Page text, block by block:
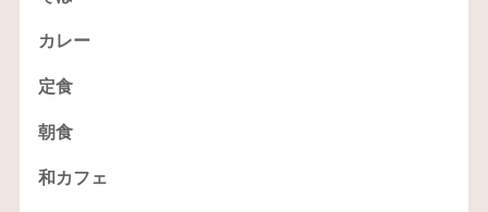
カレー
定食
朝食
和カフェ